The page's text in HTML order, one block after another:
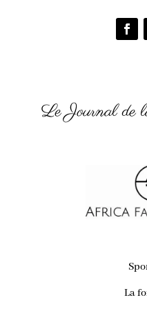
Le Journal de
La